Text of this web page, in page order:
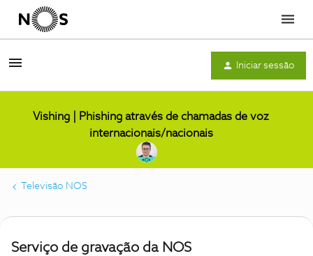
Menu
Iniciar sessão
Vishing | Phishing através de chamadas de voz
internacionais/nacionais
Televisão NOS
Serviço de gravação da NOS